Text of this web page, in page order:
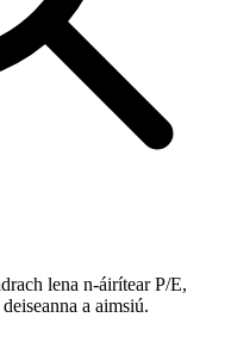
lena n-áirítear P/E,
a aimsiú.